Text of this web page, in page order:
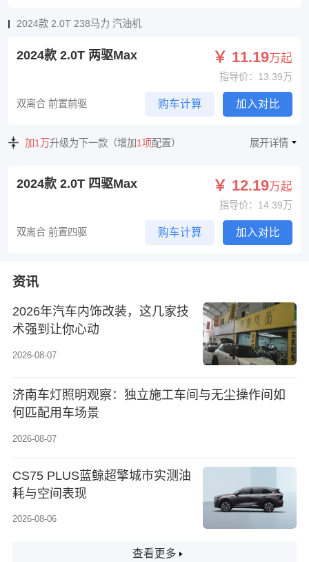
2024款 2.0T 238马力 汽油机
2024款 2.0T 两驱Max ￥ 11.19万起
指导价：13.39万
双离合 前置前驱 购车计算 加入对比
加1万升级为下一款（增加1项配置） 展开详情
2024款 2.0T 四驱Max ￥ 12.19万起
指导价：14.39万
双离合 前置四驱 购车计算 加入对比
资讯
2026年汽车内饰改装，这几家技
术强到让你心动
2026-08-07
济南车灯照明观察：独立施工车间与无尘操作间如
何匹配用车场景
2026-08-07
CS75 PLUS蓝鲸超擎城市实测油
耗与空间表现
2026-08-06
查看更多